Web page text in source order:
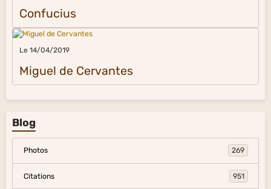
Confucius
Le 14/04/2019
Miguel de Cervantes
Blog
Photos 269
Citations 951